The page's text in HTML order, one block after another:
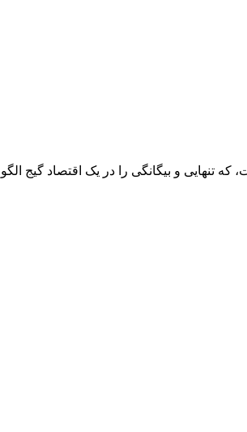
که تنهایی و بیگانگی را در یک اقتصاد گیج